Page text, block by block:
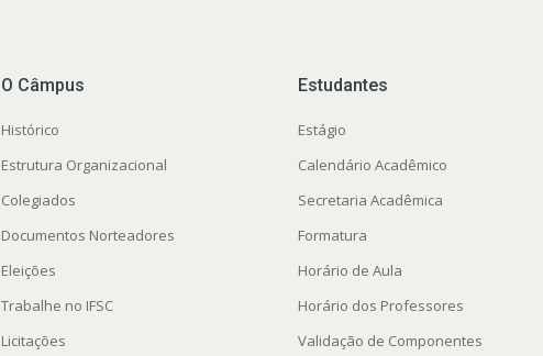
O Câmpus
Histórico
Estrutura Organizacional
Colegiados
Documentos Norteadores
Eleições
Trabalhe no IFSC
Licitações
Estudantes
Estágio
Calendário Acadêmico
Secretaria Acadêmica
Formatura
Horário de Aula
Horário dos Professores
Validação de Componentes